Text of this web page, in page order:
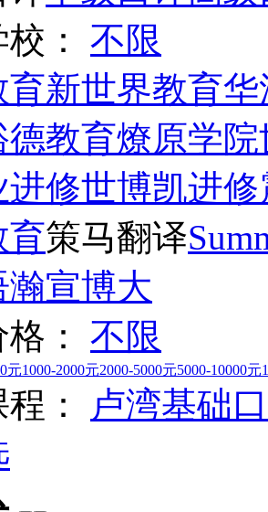
：
不限
育新世界教育华
德教育燎原学院
进修世博凯进修
育策马翻译
瀚宣博大
：
不限
元1000-2000元2000-5000元5000-10000元
： 卢湾基础